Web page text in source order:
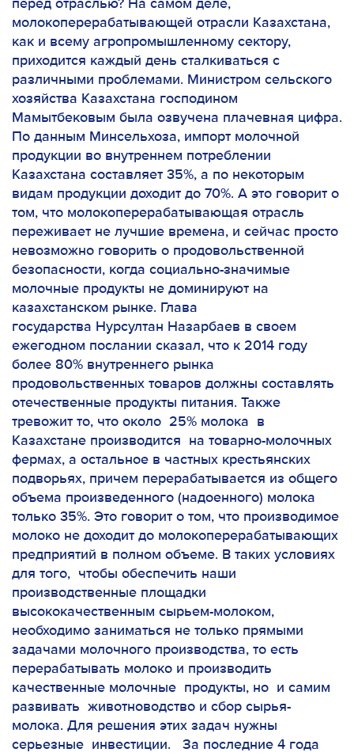
перед отраслью? На самом деле,
молокоперерабатывающей отрасли Казахстана,
как и всему агропромышленному сектору,
приходится каждый день сталкиваться с
различными проблемами. Министром сельского
хозяйства Казахстана господином
Мамытбековым была озвучена плачевная цифра.
По данным Минсельхоза, импорт молочной
продукции во внутреннем потреблении
Казахстана составляет 35%, а по некоторым
видам продукции доходит до 70%. А это говорит о
том, что молокоперерабатывающая отрасль
переживает не лучшие времена, и сейчас просто
невозможно говорить о продовольственной
безопасности, когда социально-значимые
молочные продукты не доминируют на
казахстанском рынке. Глава
государства Нурсултан Назарбаев в своем
ежегодном послании сказал, что к 2014 году
более 80% внутреннего рынка
продовольственных товаров должны составлять
отечественные продукты питания. Также
тревожит то, что около 25% молока в
Казахстане производится на товарно-молочных
фермах, а остальное в частных крестьянских
подворьях, причем перерабатывается из общего
объема произведенного (надоенного) молока
только 35%. Это говорит о том, что производимое
молоко не доходит до молокоперерабатывающих
предприятий в полном объеме. В таких условиях
для того, чтобы обеспечить наши
производственные площадки
высококачественным сырьем-молоком,
необходимо заниматься не только прямыми
задачами молочного производства, то есть
перерабатывать молоко и производить
качественные молочные продукты, но и самим
развивать животноводство и сбор сырья-
молока. Для решения этих задач нужны
серьезные инвестиции. За последние 4 года